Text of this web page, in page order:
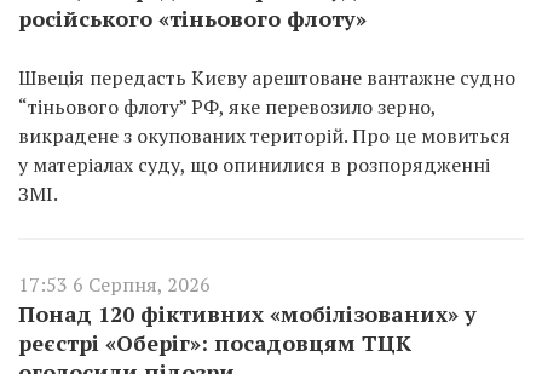
російського «тіньового флоту»
Швеція передасть Києву арештоване вантажне судно
“тіньового флоту” РФ, яке перевозило зерно,
викрадене з окупованих територій. Про це мовиться
у матеріалах суду, що опинилися в розпорядженні
ЗМІ.
17:53 6 Серпня, 2026
Понад 120 фіктивних «мобілізованих» у
реєстрі «Оберіг»: посадовцям ТЦК